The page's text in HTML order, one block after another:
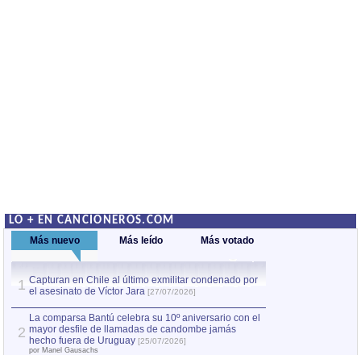
LO + EN CANCIONEROS.COM
Más nuevo Más leído Más votado
1 Capturan en Chile al último exmilitar condenado por
el asesinato de Víctor Jara [27/07/2026]
2
La comparsa Bantú celebra su 10º aniversario con el
mayor desfile de llamadas de candombe jamás
hecho fuera de Uruguay [25/07/2026]
por Manel Gausachs